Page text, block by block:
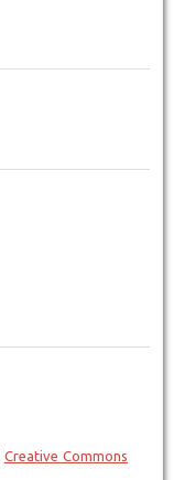
Creative Commons